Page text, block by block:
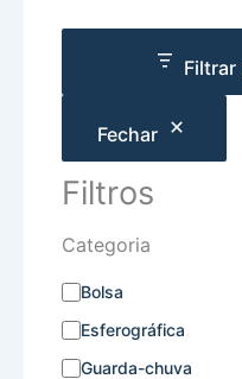
Fechar
Filtros
Categoria
Bolsa
Esferográfica
Guarda-chuva